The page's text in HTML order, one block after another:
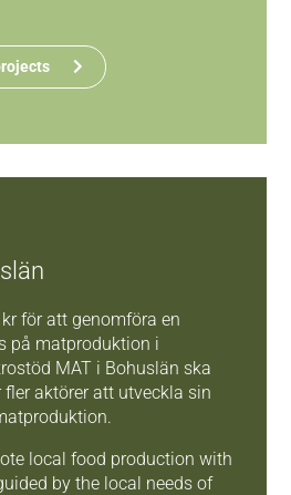
för att genomföra en
på matproduktion i
MAT i Bohuslän ska
aktörer att utveckla sin
local food production with
by the local needs of